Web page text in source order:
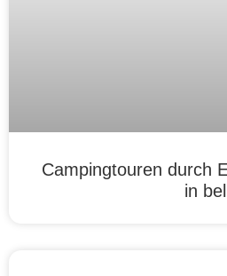
Campingtouren durch
in